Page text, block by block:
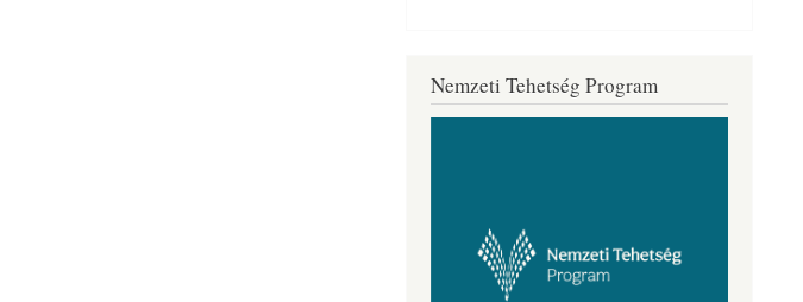
Nemzeti Tehetség Program